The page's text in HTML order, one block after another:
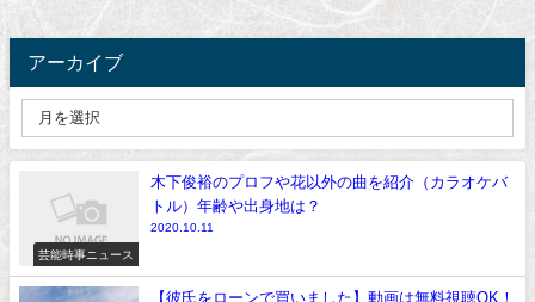
アーカイブ
芸能時事ニュース
木下俊裕のプロフや花以外の曲を紹介（カラオケバ
トル）年齢や出身地は？
2020.10.11
【彼氏をローンで買いました】動画は無料視聴OK！